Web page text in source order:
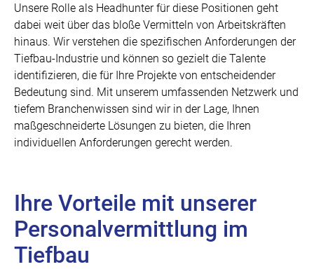
Unsere Rolle als Headhunter für diese Positionen geht
dabei weit über das bloße Vermitteln von Arbeitskräften
hinaus. Wir verstehen die spezifischen Anforderungen der
Tiefbau-Industrie und können so gezielt die Talente
identifizieren, die für Ihre Projekte von entscheidender
Bedeutung sind. Mit unserem umfassenden Netzwerk und
tiefem Branchenwissen sind wir in der Lage, Ihnen
maßgeschneiderte Lösungen zu bieten, die Ihren
individuellen Anforderungen gerecht werden.
Ihre Vorteile mit unserer
Personalvermittlung im
Tiefbau